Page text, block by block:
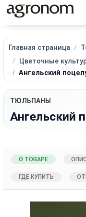
Главная страница
Цветочные
Ангельский
ТЮЛЬПАНЫ
Ангельский
О ТОВАРЕ
ГДЕ КУПИТЬ